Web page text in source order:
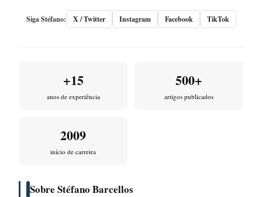
Siga Stéfano: X / Twitter Instagram Facebook TikTok
+15
anos de experiência
500+
artigos publicados
2009
início de carreira
Sobre Stéfano Barcellos